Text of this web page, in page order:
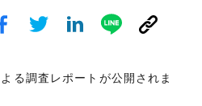
る調査レポートが公開されま